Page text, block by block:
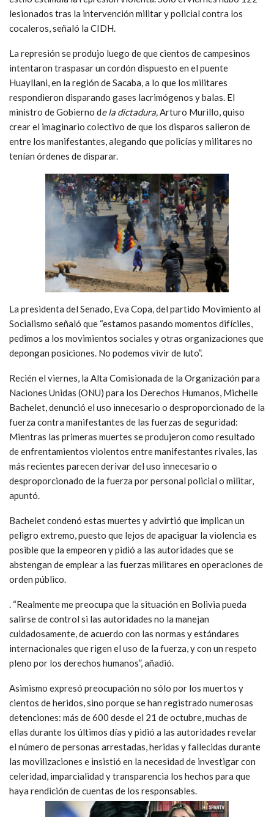
lesionados tras la intervención militar y policial contra los
cocaleros, señaló la CIDH.
La represión se produjo luego de que cientos de campesinos
intentaron traspasar un cordón dispuesto en el puente
Huayllani, en la región de Sacaba, a lo que los militares
respondieron disparando gases lacrimógenos y balas. El
ministro de Gobierno dela dictadura,Arturo Murillo, quiso
crear el imaginario colectivo de que los disparos salieron de
entre los manifestantes, alegando que policías y militares no
tenían órdenes de disparar.
La presidenta del Senado, Eva Copa, del partido Movimiento al
Socialismo señaló que “estamos pasando momentos difíciles,
pedimos a los movimientos sociales y otras organizaciones que
depongan posiciones. No podemos vivir de luto”.
Recién el viernes, la Alta Comisionada de la Organización para
Naciones Unidas (ONU) para los Derechos Humanos, Michelle
Bachelet, denunció el uso innecesario o desproporcionado de la
fuerza contra manifestantes de las fuerzas de seguridad:
Mientras las primeras muertes se produjeron como resultado
de enfrentamientos violentos entre manifestantes rivales, las
más recientes parecen derivar del uso innecesario o
desproporcionado de la fuerza por personal policial o militar,
apuntó.
Bachelet condenó estas muertes y advirtió que implican un
peligro extremo, puesto que lejos de apaciguar la violencia es
posible que la empeoren y pidió a las autoridades que se
abstengan de emplear a las fuerzas militares en operaciones de
orden público.
. “Realmente me preocupa que la situación en Bolivia pueda
salirse de control si las autoridades no la manejan
cuidadosamente, de acuerdo con las normas y estándares
internacionales que rigen el uso de la fuerza, y con un respeto
pleno por los derechos humanos”, añadió.
Asimismo expresó preocupación no sólo por los muertos y
cientos de heridos, sino porque se han registrado numerosas
detenciones: más de 600 desde el 21 de octubre, muchas de
ellas durante los últimos días y pidió a las autoridades revelar
el número de personas arrestadas, heridas y fallecidas durante
las movilizaciones e insistió en la necesidad de investigar con
celeridad, imparcialidad y transparencia los hechos para que
haya rendición de cuentas de los responsables.